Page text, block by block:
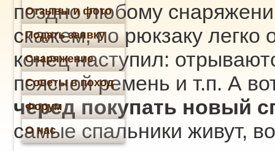
поздно любому
скажем, по рюкзаку легко
конец наступил:
поясной ремень и т.п. А
черед покупать новый
самые спальники живут,
Отзывы и фото
Подать заявку
Снаряжение
Советы в поход
Форум
О нас